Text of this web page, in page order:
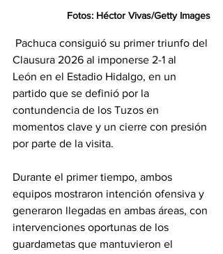
Fotos: Héctor Vivas/Getty Images
Pachuca consiguió su primer triunfo del
Clausura 2026 al imponerse 2-1 al
León en el Estadio Hidalgo, en un
partido que se definió por la
contundencia de los Tuzos en
momentos clave y un cierre con presión
por parte de la visita.
Durante el primer tiempo, ambos
equipos mostraron intención ofensiva y
generaron llegadas en ambas áreas, con
intervenciones oportunas de los
guardametas que mantuvieron el